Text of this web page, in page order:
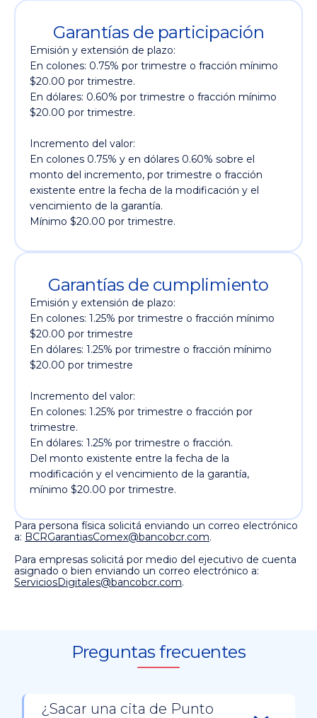
Garantías de participación
Emisión y extensión de plazo:
En colones: 0.75% por trimestre o fracción mínimo
$20.00 por trimestre.
En dólares: 0.60% por trimestre o fracción mínimo
$20.00 por trimestre.
Incremento del valor:
En colones 0.75% y en dólares 0.60% sobre el
monto del incremento, por trimestre o fracción
existente entre la fecha de la modificación y el
vencimiento de la garantía.
Mínimo $20.00 por trimestre.
Garantías de cumplimiento
Emisión y extensión de plazo:
En colones: 1.25% por trimestre o fracción mínimo
$20.00 por trimestre
En dólares: 1.25% por trimestre o fracción mínimo
$20.00 por trimestre
Incremento del valor:
En colones: 1.25% por trimestre o fracción por
trimestre.
En dólares: 1.25% por trimestre o fracción.
Del monto existente entre la fecha de la
modificación y el vencimiento de la garantía,
mínimo $20.00 por trimestre.
Para persona física solicitá enviando un correo electrónico
a: BCRGarantiasComex@bancobcr.com.
Para empresas solicitá por medio del ejecutivo de cuenta
asignado o bien enviando un correo electrónico a:
ServiciosDigitales@bancobcr.com.
Preguntas frecuentes
¿Sacar una cita de Punto